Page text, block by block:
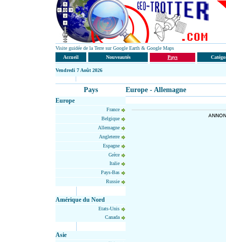
Visite guidée de la Terre sur Google Earth & Google Maps
Accueil
Nouveautés Pays
Vendredi 7 Août 2026
Pays
Europe
France
Belgique
Allemagne
Angleterre
Espagne
Grèce
Italie
Pays-Bas
Russie
Amérique du Nord
Etats-Unis
Canada
Asie
Europe - Allemagne